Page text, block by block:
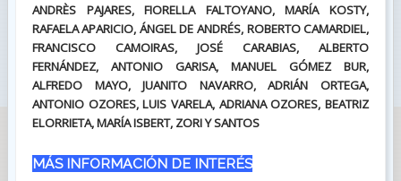
ANDRÈS PAJARES, FIORELLA FALTOYANO, MARÍA KOSTY,
RAFAELA APARICIO, ÁNGEL DE ANDRÉS, ROBERTO CAMARDIEL,
FRANCISCO CAMOIRAS, JOSÉ CARABIAS, ALBERTO
FERNÁNDEZ, ANTONIO GARISA, MANUEL GÓMEZ BUR,
ALFREDO MAYO, JUANITO NAVARRO, ADRIÁN ORTEGA,
ANTONIO OZORES, LUIS VARELA, ADRIANA OZORES, BEATRIZ
ELORRIETA, MARÍA ISBERT, ZORI Y SANTOS
MÁS INFORMACIÓN DE INTERÉS